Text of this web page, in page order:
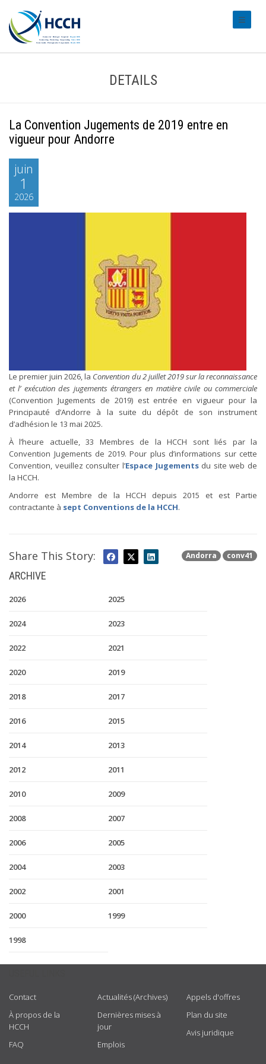
DETAILS
La Convention Jugements de 2019 entre en
vigueur pour Andorre
juin
1
2026
Le premier juin 2026, la Convention du 2 juillet 2019 sur la reconnaissance
et l’ exécution des jugements étrangers en matière civile ou commerciale
(Convention Jugements de 2019) est entrée en vigueur pour la
Principauté d’Andorre à la suite du dépôt de son instrument
d’adhésion le 13 mai 2025.
À l’heure actuelle, 33 Membres de la HCCH sont liés par la
Convention Jugements de 2019. Pour plus d’informations sur cette
Convention, veuillez consulter l’Espace Jugementsdu site web de
la HCCH.
Andorre est Membre de la HCCH depuis 2015 et est Partie
contractante à sept Conventions de la HCCH.
Andorra conv41
Share This Story:
ARCHIVE
2026 2025
2024 2023
2022 2021
2020 2019
2018 2017
2016 2015
2014 2013
2012 2011
2010 2009
2008 2007
2006 2005
2004 2003
2002 2001
2000 1999
1998
Contact
À propos de la
HCCH
FAQ
Actualités (Archives)
Dernières mises à
jour
Emplois
Appels d'offres
Plan du site
Avis juridique